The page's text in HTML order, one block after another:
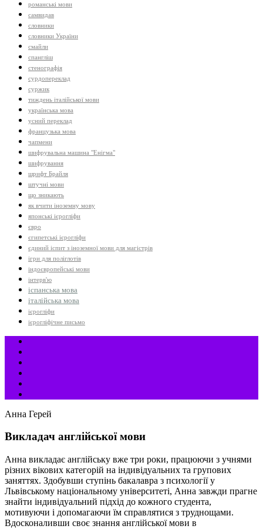
романські мови
самвидав
словники
словники України
смайли
спангліш
стенографія
сурдопереклад
суржик
тиждень італійської мови
українська мова
усний переклад
французька мова
чапмени
шифрувальна машина "Енігма"
шифрування
шрифт Брайля
штучні мови
що зникають
як вчити іноземну мову
японські ієрогліфи
євро
єгипетські ієрогліфи
єдиний іспит з іноземної мови для магістрів
ігри для поліглотів
індоєвропейські мови
інтерв'ю
іспанська мова
італійська мова
ієрогліфи
ієрогліфічне письмо
Анна Герей
Викладач англійської мови
Анна викладає англійську вже три роки, працюючи з учнями
різних вікових категорій на індивідуальних та групових
заняттях. Здобувши ступінь бакалавра з психології у
Львівському національному університеті, Анна завжди прагне
знайти індивідуальний підхід до кожного студента,
мотивуючи і допомагаючи їм справлятися з труднощами.
Вдосконаливши своє знання англійської мови в